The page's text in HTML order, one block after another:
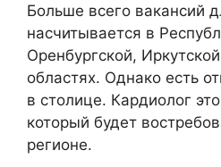
Больше всего вакансий
насчитывается в
Оренбургской,
областях. Однако есть
в столице. Кардиолог
который будет
регионе.